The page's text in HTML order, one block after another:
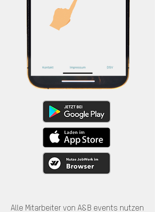
Alle Mitarbeiter von A&B events nutzen